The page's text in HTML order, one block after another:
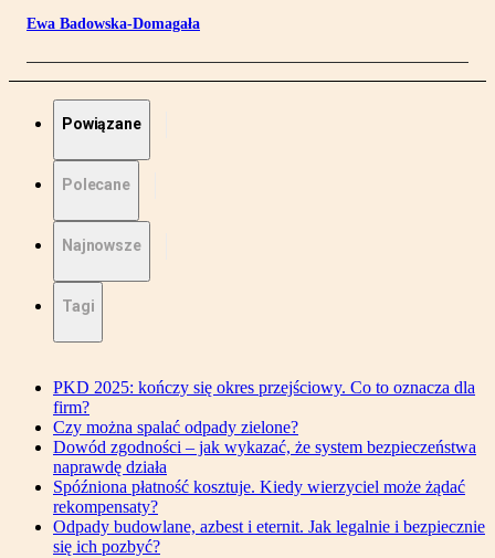
Ewa Badowska-Domagała
Powiązane
Polecane
Najnowsze
Tagi
PKD 2025: kończy się okres przejściowy. Co to oznacza dla
firm?
Czy można spalać odpady zielone?
Dowód zgodności – jak wykazać, że system bezpieczeństwa
naprawdę działa
Spóźniona płatność kosztuje. Kiedy wierzyciel może żądać
rekompensaty?
Odpady budowlane, azbest i eternit. Jak legalnie i bezpiecznie
się ich pozbyć?